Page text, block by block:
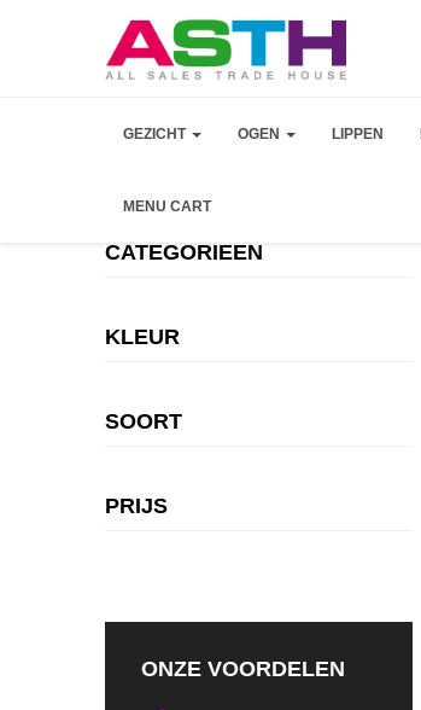
GEZICHT OGEN LIPPEN
MENU CART
CATEGORIEEN
KLEUR
SOORT
PRIJS
ONZE VOORDELEN